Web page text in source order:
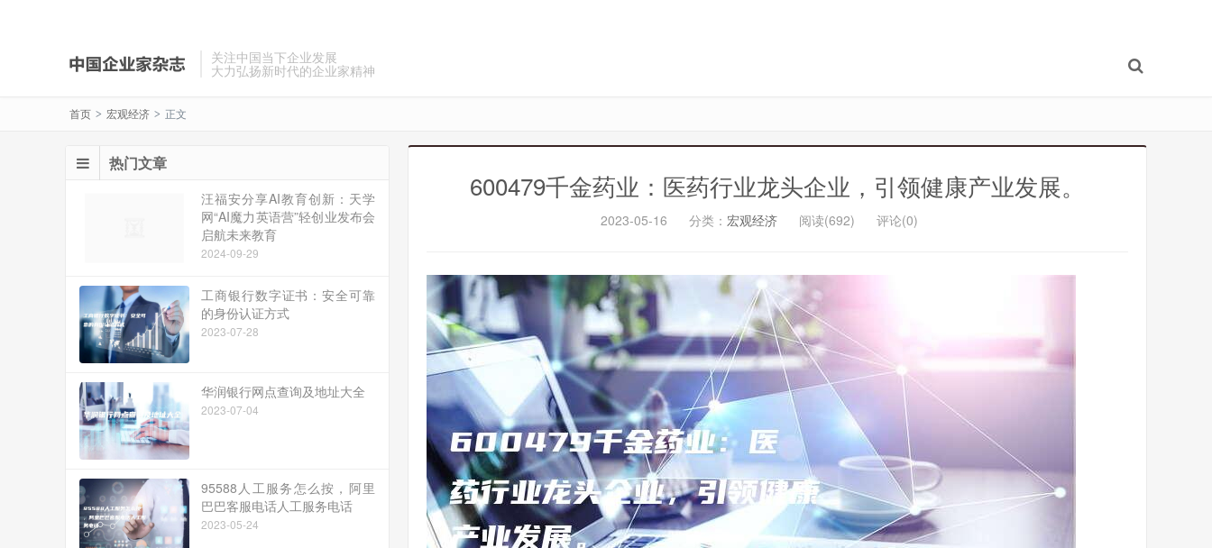
关注中国当下企业发展
大力弘扬新时代的企业家精神
首页 > 宏观经济 > 正文
600479千金药业：医药行业龙头企业，引领健康产业发展。
2023-05-16 分类： 宏观经济 阅读(692) 评论(0)
热门文章
汪福安分享AI教育创新：天学
网“AI魔力英语营”轻创业发布会
启航未来教育
2024-09-29
工商银行数字证书：安全可靠
的身份认证方式
2023-07-28
华润银行网点查询及地址大全
2023-07-04
95588人工服务怎么按，阿里
巴巴客服电话人工服务电话
2023-05-24